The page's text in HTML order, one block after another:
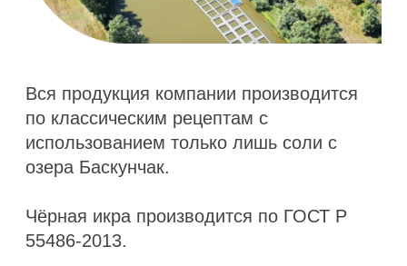
РАБОТЫ С НАМИ